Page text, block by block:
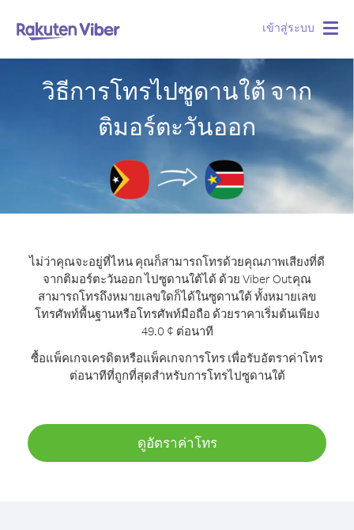
เข้าสู่ระบบ
วิธีการโทรไปซูดานใต้ จาก
ติมอร์ตะวันออก
ไม่ว่าคุณจะอยู่ที่ไหน คุณก็สามารถโทรด้วยคุณภาพเสียงที่ดี
จากติมอร์ตะวันออก ไปซูดานใต้ได้ ด้วย Viber Outคุณ
สามารถโทรถึงหมายเลขใดก็ได้ในซูดานใต้ ทั้งหมายเลข
โทรศัพท์พื้นฐานหรือโทรศัพท์มือถือ ด้วยราคาเริ่มต้นเพียง
49.0 ¢ ต่อนาที
ซื้อแพ็คเกจเครดิตหรือแพ็คเกจการโทร เพื่อรับอัตราค่าโทร
ต่อนาทีที่ถูกที่สุดสำหรับการโทรไปซูดานใต้
ดูอัตราค่าโทร